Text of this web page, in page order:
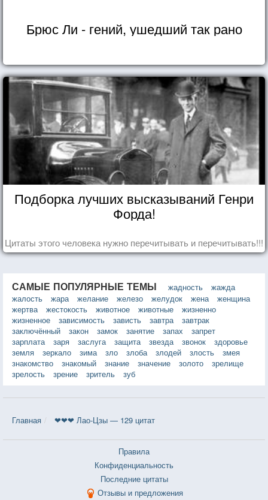
Брюс Ли - гений, ушедший так рано
Подборка лучших высказываний Генри
Форда!
Цитаты этого человека нужно перечитывать и перечитывать!!!
САМЫЕ ПОПУЛЯРНЫЕ ТЕМЫ жадность
жажда
жалость
жара желание железо желудок жена
женщина
жертва
жестокость животное животные
жизненно
жизненное
зависимость зависть завтра
завтрак
заключённый
закон замок занятие запах
запрет
зарплата
заря заслуга защита звезда звонок
здоровье
земля
зеркало зима зло злоба злодей злость
змея
знакомство
знакомый знание значение золото
зрелище
зрелость
зрение зритель зуб
Главная ❤❤❤ Лао-Цзы — 129 цитат
Правила
Конфиденциальность
Последние цитаты
Отзывы и предложения